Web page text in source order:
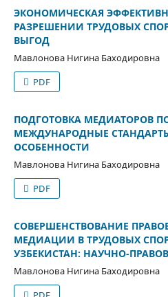
ЭКОНОМИЧЕСКАЯ
РАЗРЕШЕНИИ ТРУДОВЫХ
ВЫГОД
Мавлонова Нигина Баходировна
PDF
ПОДГОТОВКА МЕДИАТОРОВ
МЕЖДУНАРОДНЫЕ
ОСОБЕННОСТИ
Мавлонова Нигина Баходировна
PDF
СОВЕРШЕНСТВОВАНИЕ
МЕДИАЦИИ В ТРУДОВЫХ
УЗБЕКИСТАН: НАУЧНО-
Мавлонова Нигина Баходировна